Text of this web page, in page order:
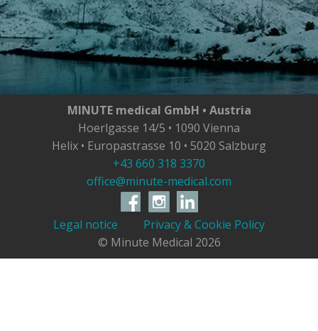
MINUTE medical GmbH • Austria
Hoerlgasse 14/5 • 1090 Vienna
Helix • Europastrasse 10 • 5020 Salzburg
+43 660 318 3370
office@minute-medical.com
Legal notice
Privacy & Cookie Policy
© Minute Medical 2026